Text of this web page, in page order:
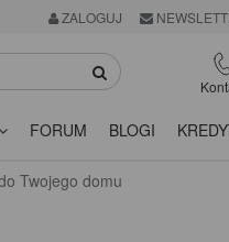
ZALOGUJ
FORUM BLOGI
Twojego domu